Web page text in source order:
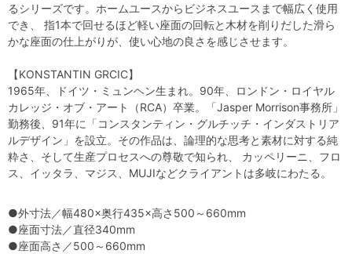
るシリーズです。ホームユースからビジネスユースまで幅広く使用
でき、 指1本で回せるほど軽い座面の回転と木材を削りだした滑ら
かな座面の仕上がりが、使い心地の良さを感じさせます。
【KONSTANTIN GRCIC】
1965年、ドイツ・ミュンヘン生まれ。90年、ロンドン・ロイヤル
カレッジ・オブ・アート（RCA）卒業。「Jasper Morrison事務所」
勤務後、91年に「コンスタンティン・グルチッチ・インダストリア
ルデザイン」を設立。その作品は、論理的な思考と素材に対する純
粋さ、そして生産プロセスへの尊敬で知られ、 カッペリーニ、フロ
ス、イッタラ、マジス、MUJIなどクライアントは多岐にわたる。
●外寸法／幅480×奥行435×高さ500～660mm
●座面寸法／直径340mm
●座面高さ／500～660mm